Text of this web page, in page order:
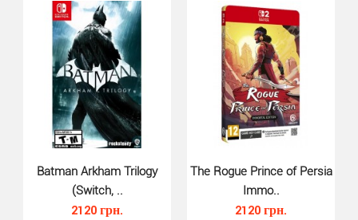
Эта обширная коллекция включает в себя 7
классических игр, каждая из которых имеет различные
Batman Arkham Trilogy
(Switch, ..
2120 грн.
The Rogue Prince of Persia
Immo..
2120 грн.